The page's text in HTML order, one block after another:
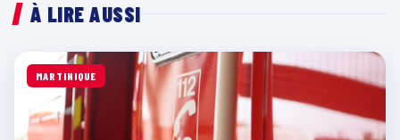
À LIRE AUSSI
MARTINIQUE